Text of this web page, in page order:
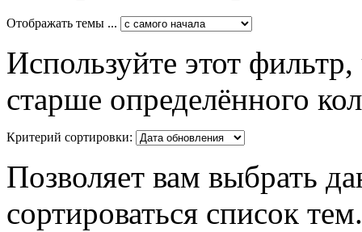
Отображать темы ...
Используйте этот
старше определённого
Критерий сортировки:
Позволяет вам выбрать
сортироваться список тем.